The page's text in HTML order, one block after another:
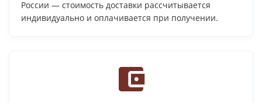
России — стоимость доставки рассчитывается
индивидуально и оплачивается при получении.